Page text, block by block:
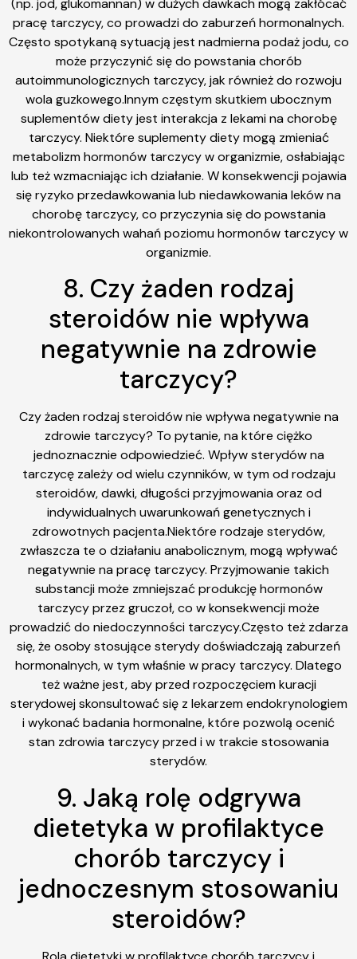
(np. jod, glukomannan) w dużych dawkach mogą zakłócać
pracę tarczycy, co prowadzi do zaburzeń hormonalnych.
Często spotykaną sytuacją jest nadmierna podaż jodu, co
może przyczynić się do powstania chorób
autoimmunologicznych tarczycy, jak również do rozwoju
wola guzkowego.Innym częstym skutkiem ubocznym
suplementów diety jest interakcja z lekami na chorobę
tarczycy. Niektóre suplementy diety mogą zmieniać
metabolizm hormonów tarczycy w organizmie, osłabiając
lub też wzmacniając ich działanie. W konsekwencji pojawia
się ryzyko przedawkowania lub niedawkowania leków na
chorobę tarczycy, co przyczynia się do powstania
niekontrolowanych wahań poziomu hormonów tarczycy w
organizmie.
8. Czy żaden rodzaj
steroidów nie wpływa
negatywnie na zdrowie
tarczycy?
Czy żaden rodzaj steroidów nie wpływa negatywnie na
zdrowie tarczycy? To pytanie, na które ciężko
jednoznacznie odpowiedzieć. Wpływ sterydów na
tarczycę zależy od wielu czynników, w tym od rodzaju
steroidów, dawki, długości przyjmowania oraz od
indywidualnych uwarunkowań genetycznych i
zdrowotnych pacjenta.Niektóre rodzaje sterydów,
zwłaszcza te o działaniu anabolicznym, mogą wpływać
negatywnie na pracę tarczycy. Przyjmowanie takich
substancji może zmniejszać produkcję hormonów
tarczycy przez gruczoł, co w konsekwencji może
prowadzić do niedoczynności tarczycy.Często też zdarza
się, że osoby stosujące sterydy doświadczają zaburzeń
hormonalnych, w tym właśnie w pracy tarczycy. Dlatego
też ważne jest, aby przed rozpoczęciem kuracji
sterydowej skonsultować się z lekarzem endokrynologiem
i wykonać badania hormonalne, które pozwolą ocenić
stan zdrowia tarczycy przed i w trakcie stosowania
sterydów.
9. Jaką rolę odgrywa
dietetyka w profilaktyce
chorób tarczycy i
jednoczesnym stosowaniu
steroidów?